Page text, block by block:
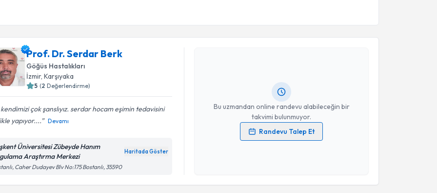
Prof. Dr. Serdar Berk
Göğüs Hastalıkları
İzmir, Karşıyaka
5 (2 Değerlendirme)
çok şanslıyız. serdar hocam eşimin tedavisini
yapıyor....
Devamı
Üniversitesi Zübeyde Hanım
Araştırma Merkezi
Haritada Göster
Caher Dudayev Blv No:175 Bostanlı, 35590
Bu uzmandan online randevu alabileceğin bir
takvimi bulunmuyor.
Randevu Talep Et
Kişisel verilerimin işlenmesine ilişkinAydınlatma Metni